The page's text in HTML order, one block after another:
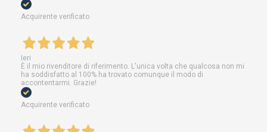
Acquirente verificato
Ieri
È il mio rivenditore di riferimento. L'unica volta che qualcosa non mi
ha soddisfatto al 100% ha trovato comunque il modo di
accontentarmi. Grazie!
Acquirente verificato